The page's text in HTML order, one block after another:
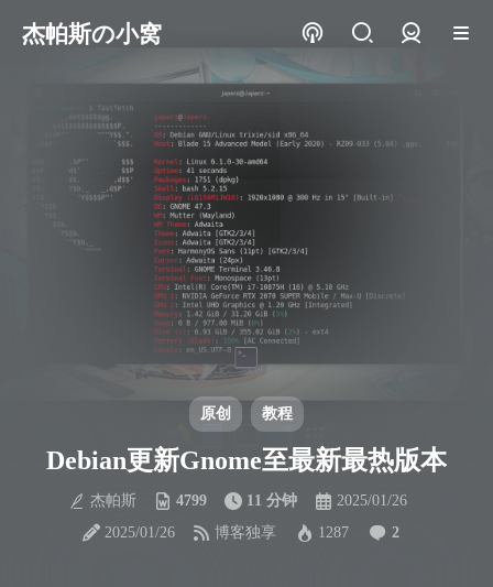
杰帕斯の小窝
登录
原创 教程
Debian更新Gnome至最新最热版本
杰帕斯 4799 11 分钟
2025/01/26
2025/01/26
博客独享 1287 2